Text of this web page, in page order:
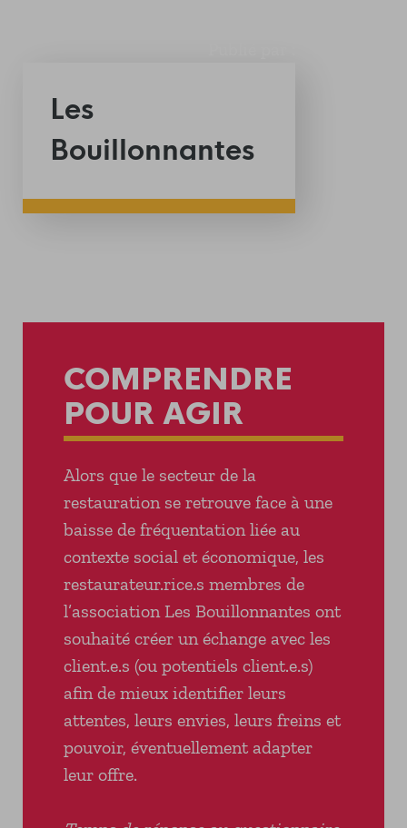
Les
Bouillonnantes
COMPRENDRE
POUR AGIR
Alors que le secteur de la
restauration se retrouve face à une
baisse de fréquentation liée au
contexte social et économique, les
restaurateur.rice.s membres de
l’association Les Bouillonnantes ont
souhaité créer un échange avec les
client.e.s (ou potentiels client.e.s)
afin de mieux identifier leurs
attentes, leurs envies, leurs freins et
pouvoir, éventuellement adapter
leur offre.